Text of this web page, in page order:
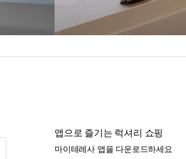
앱으로 즐기는 럭셔리 쇼핑
마이테레사 앱을 다운로드하세요